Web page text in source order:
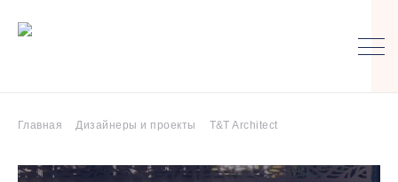
Главная Дизайнеры и проекты T&T Architect